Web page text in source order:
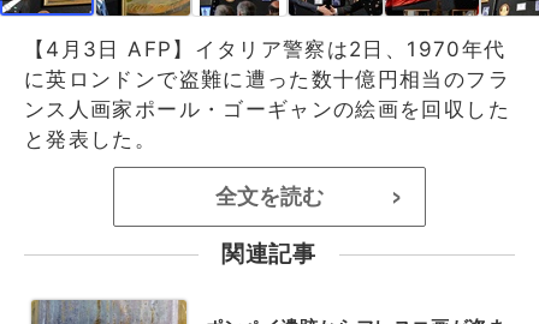
【4月3日 AFP】イタリア警察は2日、1970年代
に英ロンドンで盗難に遭った数十億円相当のフラ
ンス人画家ポール・ゴーギャンの絵画を回収した
と発表した。
全文を読む >
関連記事